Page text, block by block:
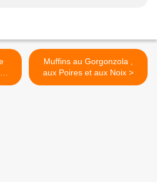
Muffins au Gorgonzola ,
aux Poires et aux Noix >